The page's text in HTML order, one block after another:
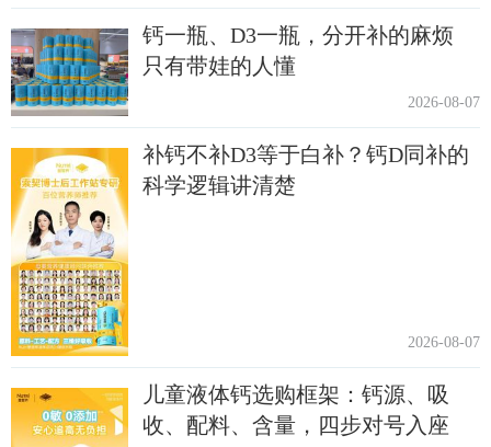
钙一瓶、D3一瓶，分开补的麻烦
只有带娃的人懂
2026-08-07
补钙不补D3等于白补？钙D同补的
科学逻辑讲清楚
2026-08-07
儿童液体钙选购框架：钙源、吸
收、配料、含量，四步对号入座